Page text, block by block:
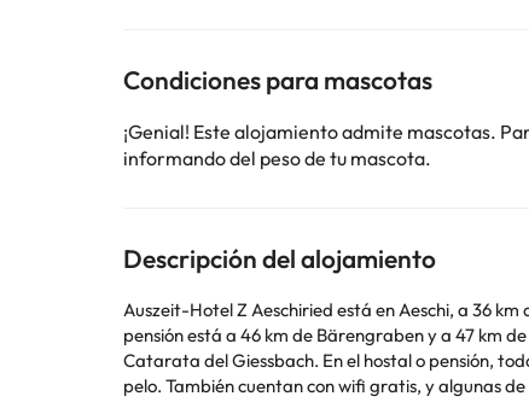
Condiciones para mascotas
¡Genial! Este alojamiento admite mascotas.
informando del peso de tu mascota.
Descripción del alojamiento
Auszeit-Hotel Z Aeschiried está en Aeschi, a 36
pensión está a 46 km de Bärengraben y a 47 km
Catarata del Giessbach. En el hostal o pensión, todas las habitaciones cuentan con armario. Las habitaciones del alojamiento tienen baño privado con ducha y secador de
pelo. También cuentan con wifi gratis, y algunas